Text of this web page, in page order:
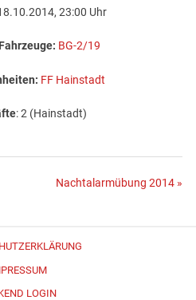
23:00 Uhr
BG-2/19
FF Hainstadt
: 2 (Hainstadt)
Nachtalarmübung 2014 »
LOGIN